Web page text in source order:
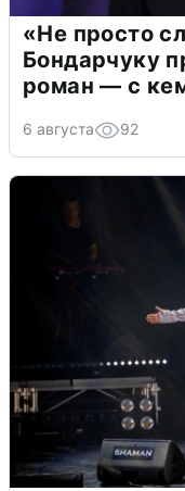
«Не просто
Бондарчуку
роман — с
6 августа 92